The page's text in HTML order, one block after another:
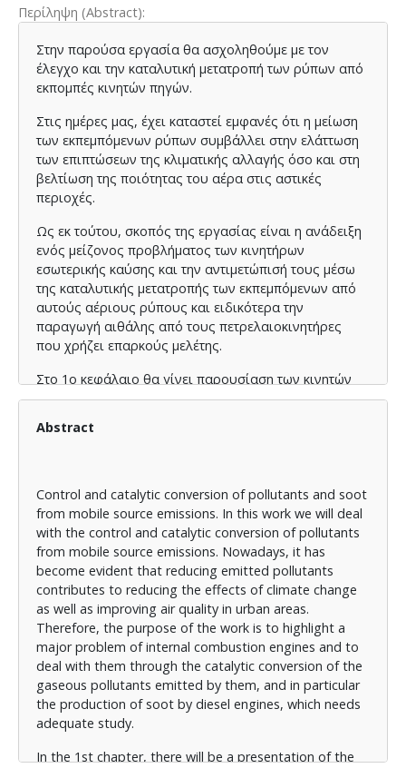
Περίληψη (Abstract)
Στην παρούσα εργασία θα ασχοληθούμε με τον
έλεγχο και την καταλυτική μετατροπή των ρύπων από
εκπομπές κινητών πηγών.
Στις ημέρες μας, έχει καταστεί εμφανές ότι η μείωση
των εκπεμπόμενων ρύπων συμβάλλει στην ελάττωση
των επιπτώσεων της κλιματικής αλλαγής όσο και στη
βελτίωση της ποιότητας του αέρα στις αστικές
περιοχές.
Ως εκ τούτου, σκοπός της εργασίας είναι η ανάδειξη
ενός μείζονος προβλήματος των κινητήρων
εσωτερικής καύσης και την αντιμετώπισή τους μέσω
της καταλυτικής μετατροπής των εκπεμπόμενων από
αυτούς αέριους ρύπους και ειδικότερα την
παραγωγή αιθάλης από τους πετρελαιοκινητήρες
που χρήζει επαρκούς μελέτης.
Στο 1ο κεφάλαιο θα γίνει παρουσίαση των κινητών
πηγών εκπομπής ρύπων και τα καύσιμα που αυτές
μηχανές εσωτερικής καύσης και οι επιπτώσεις τους
στον άνθρωπο και το περιβάλλον.
Στο 3ο κεφάλαιο θα αναλυθούν τα μέτρα που
λαμβάνονται για τη μείωση των ρύπων
υδρογονάνθρακες , μονοξείδιο του άνθρακα, και
οξείδια του αζώτου.
Στο 4ο κεφάλαιο θα επικεντρωθούμε στις
προσπάθειες που λαμβάνουν χώρα για τη μείωση της
αιθάλης.
Στο 5ο κεφάλαιο θα παρουσιαστούν ορισμένες από
τις εξελίξεις στην εξάλειψη της αιθάλης στα
βενζινοκινητήρων.
Abstract
Control and catalytic conversion of pollutants and soot
from mobile source emissions. In this work we will deal
with the control and catalytic conversion of pollutants
from mobile source emissions. Nowadays, it has
become evident that reducing emitted pollutants
contributes to reducing the effects of climate change
as well as improving air quality in urban areas.
Therefore, the purpose of the work is to highlight a
major problem of internal combustion engines and to
deal with them through the catalytic conversion of the
gaseous pollutants emitted by them, and in particular
the production of soot by diesel engines, which needs
adequate study.
In the 1st chapter, there will be a presentation of the